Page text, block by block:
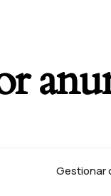
Gestionar
sus puertas.